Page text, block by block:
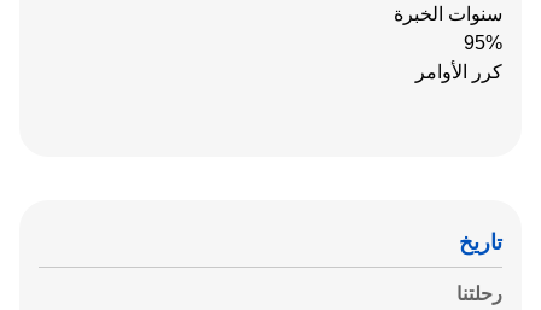
سنوات الخبرة
95%
كرر الأوامر
تاريخ
رحلتنا